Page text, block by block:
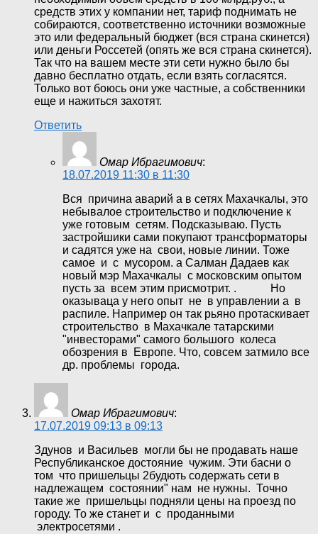
средств этих у компании нет, тариф поднимать не
собираются, соответственно источники возможные
это или федеральный бюджет (вся страна скинется)
или деньги Россетей (опять же вся страна скинется).
Так что на вашем месте эти сети нужно было бы
давно бесплатно отдать, если взять согласятся.
Только вот боюсь они уже частные, а собственники
еще и нажиться захотят.
Ответить
Омар Ибрагимович:
18.07.2019 11:30 в 11:30
Вся причина аварий а в сетях Махачкалы, это
небывалое строительство и подключение к
уже готовым сетям. Подсказываю. Пусть
застройшики сами покупают трансформаторы
и садятся уже на свои, новые линии. Тоже
самое и с мусором. а Салман Дадаев как
новый мэр Махачкалы с московским опытом
пусть за всем этим присмотрит. . Но
оказываца у него опыт не в управлении а в
распиле. Например он так рьяно протаскивает
строительство в Махачкале татарскими
"инвесторами" самого большого колеса
обозрения в Европе. Что, совсем затмило все
др. проблемы города.
Омар Ибрагимович:
17.07.2019 09:13 в 09:13
Здунов и Васильев могли бы не продавать наше
Республиканское достояние чужим. Эти басни о
том что пришельцы 2будють содержать сети в
надлежащем состоянии" нам не нужны. Точно
такие же пришельцы подняли цены на проезд по
городу. То же станет и с проданными
электросетями .